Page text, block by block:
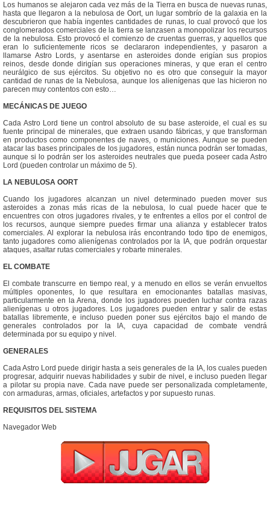
Los humanos se alejaron cada vez más de la Tierra en busca de nuevas runas,
hasta que llegaron a la nebulosa de Oort, un lugar sombrío de la galaxia en la
descubrieron que había ingentes cantidades de runas, lo cual provocó que los
conglomerados comerciales de la tierra se lanzasen a monopolizar los recursos
de la nebulosa. Esto provocó el comienzo de cruentas guerras, y aquellos que
eran lo suficientemente ricos se declararon independientes, y pasaron a
llamarse Astro Lords, y asentarse en asteroides donde erigían sus propios
reinos, desde donde dirigían sus operaciones mineras, y que eran el centro
neurálgico de sus ejércitos. Su objetivo no es otro que conseguir la mayor
cantidad de runas de la Nebulosa, aunque los alienígenas que las hicieron no
parecen muy contentos con esto…
MECÁNICAS DE JUEGO
Cada Astro Lord tiene un control absoluto de su base asteroide, el cual es su
fuente principal de minerales, que extraen usando fábricas, y que transforman
en productos como componentes de naves, o municiones. Aunque se pueden
atacar las bases principales de los jugadores, están nunca podrán ser tomadas,
aunque si lo podrán ser los asteroides neutrales que pueda poseer cada Astro
Lord (pueden controlar un máximo de 5).
LA NEBULOSA OORT
Cuando los jugadores alcanzan un nivel determinado pueden mover sus
asteroides a zonas más ricas de la nebulosa, lo cual puede hacer que te
encuentres con otros jugadores rivales, y te enfrentes a ellos por el control de
los recursos, aunque siempre puedes firmar una alianza y establecer tratos
comerciales. Al explorar la nebulosa irás encontrando todo tipo de enemigos,
tanto jugadores como alienígenas controlados por la IA, que podrán orquestar
ataques, asaltar rutas comerciales y robarte minerales.
EL COMBATE
El combate transcurre en tiempo real, y a menudo en ellos se verán envueltos
múltiples oponentes, lo que resultara en emocionantes batallas masivas,
particularmente en la Arena, donde los jugadores pueden luchar contra razas
alienígenas u otros jugadores. Los jugadores pueden entrar y salir de estas
batallas libremente, e incluso pueden poner sus ejércitos bajo el mando de
generales controlados por la IA, cuya capacidad de combate vendrá
determinada por su equipo y nivel.
GENERALES
Cada Astro Lord puede dirigir hasta a seis generales de la IA, los cuales pueden
progresar, adquirir nuevas habilidades y subir de nivel, e incluso pueden llegar
a pilotar su propia nave. Cada nave puede ser personalizada completamente,
con armaduras, armas, oficiales, artefactos y por supuesto runas.
REQUISITOS DEL SISTEMA
Navegador Web